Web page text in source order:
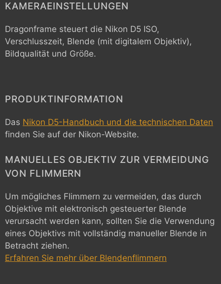
KAMERAEINSTELLUNGEN
Dragonframe steuert die Nikon D5 ISO,
Verschlusszeit, Blende (mit digitalem Objektiv),
Bildqualität und Größe.
PRODUKTINFORMATION
Das Nikon D5-Handbuch und die technischen Daten
finden Sie auf der Nikon-Website.
MANUELLES OBJEKTIV ZUR VERMEIDUNG
VON FLIMMERN
Um mögliches Flimmern zu vermeiden, das durch
Objektive mit elektronisch gesteuerter Blende
verursacht werden kann, sollten Sie die Verwendung
eines Objektivs mit vollständig manueller Blende in
Betracht ziehen.
Erfahren Sie mehr über Blendenflimmern